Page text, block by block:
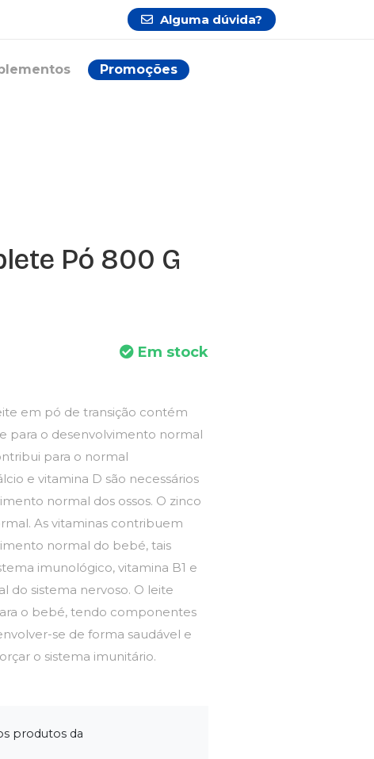
Alguma dúvida?
Promoções
Pó 800 G
Em stock
em pó de transição contém
para o desenvolvimento normal
para o normal
e vitamina D são necessários
normal dos ossos. O zinco
As vitaminas contribuem
normal do bebé, tais
imunológico, vitamina B1 e
do sistema nervoso. O leite
o bebé, tendo componentes
se de forma saudável e
o sistema imunitário.
produtos da